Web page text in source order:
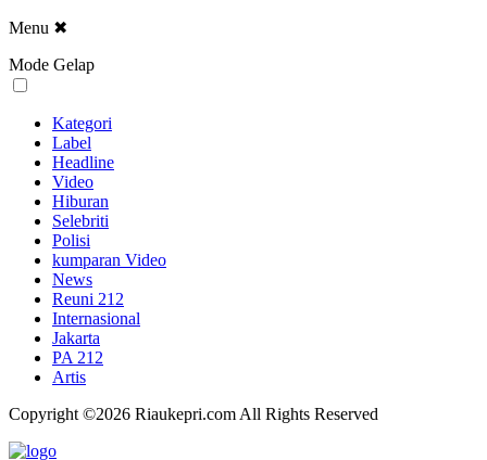
Menu ✖
Mode Gelap
Kategori
Label
Headline
Video
Hiburan
Selebriti
Polisi
kumparan Video
News
Reuni 212
Internasional
Jakarta
PA 212
Artis
Copyright ©2026 Riaukepri.com All Rights Reserved